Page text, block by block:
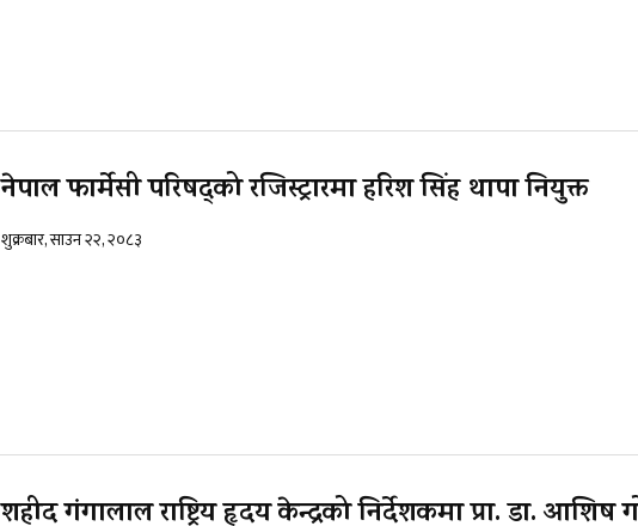
नेपाल फार्मेसी परिषद्को रजिस्ट्रारमा हरिश सिंह थापा नियुक्त
शुक्रबार, साउन २२, २०८३
शहीद गंगालाल राष्ट्रिय हृदय केन्द्रको निर्देशकमा प्रा. डा. आशिष